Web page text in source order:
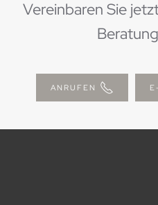
Vereinbaren Sie
ANRUFEN